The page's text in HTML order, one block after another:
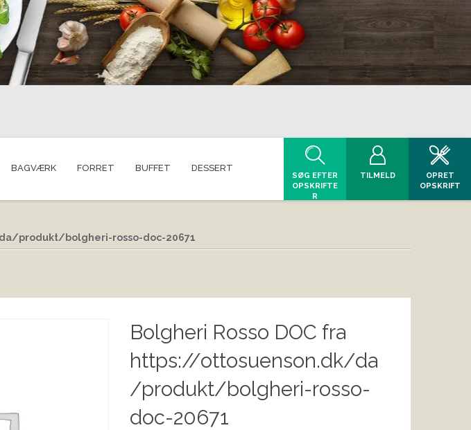
BAGVÆRK FORRET BUFFET DESSERT
SØG EFTER
OPSKRIFTE
R
TILMELD
OPRET
OPSKRIFT
produkt/bolgheri-rosso-doc-20671
Bolgheri Rosso DOC fra
https://ottosuenson.dk/da
/produkt/bolgheri-rosso-
doc-20671